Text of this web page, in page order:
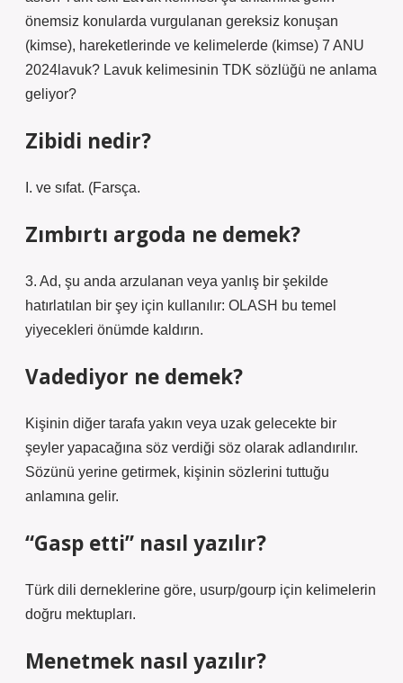
önemsiz konularda vurgulanan gereksiz konuşan
(kimse), hareketlerinde ve kelimelerde (kimse) 7 ANU
2024lavuk? Lavuk kelimesinin TDK sözlüğü ne anlama
geliyor?
Zibidi nedir?
I. ve sıfat. (Farsça.
Zımbırtı argoda ne demek?
3. Ad, şu anda arzulanan veya yanlış bir şekilde
hatırlatılan bir şey için kullanılır: OLASH bu temel
yiyecekleri önümde kaldırın.
Vadediyor ne demek?
Kişinin diğer tarafa yakın veya uzak gelecekte bir
şeyler yapacağına söz verdiği söz olarak adlandırılır.
Sözünü yerine getirmek, kişinin sözlerini tuttuğu
anlamına gelir.
“Gasp etti” nasıl yazılır?
Türk dili derneklerine göre, usurp/gourp için kelimelerin
doğru mektupları.
Menetmek nasıl yazılır?